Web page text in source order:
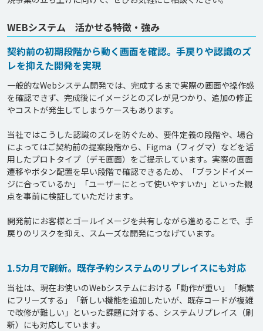
WEBシステム 活かせる特徴・強み
契約前の初期段階から動く画面を確認。手戻りや認識のズ
レを抑えた開発を実現
一般的なWebシステム開発では、完成するまで実際の画面や操作感
を確認できず、完成後にイメージとのズレが見つかり、追加の修正
やコストが発生してしまうケースもあります。
当社ではこうした認識のズレを防ぐため、要件定義の段階や、場合
によってはご契約前の提案段階から、Figma（フィグマ）などを活
用したプロトタイプ（デモ画面）をご提示しています。実際の画面
遷移やボタン配置を早い段階で確認できるため、「ブランドイメー
ジに合っているか」「ユーザーにとって使いやすいか」といった観
点を事前に検証していただけます。
開発前にお客様とゴールイメージを共有しながら進めることで、手
1.5カ月で刷新。既存予約システムのリプレイスにも対応
当社は、現在お使いのWebシステムにおける「動作が重い」「頻繁
にフリーズする」「新しい機能を追加したいが、既存コードが複雑
で改修が難しい」といった課題に対する、システムリプレイス（刷
新）にも対応しています。